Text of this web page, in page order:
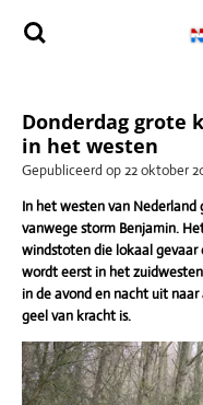
Ga
direct
Donderdag grote
in het westen
Gepubliceerd op 22 oktober
In het westen van
vanwege storm Benjamin.
windstoten die lokaal gevaar
wordt eerst in het
in de avond en nacht uit
geel van kracht is.